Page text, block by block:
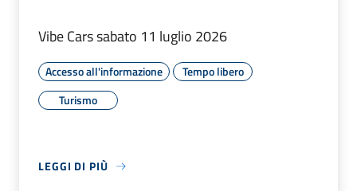
Vibe Cars sabato 11 luglio 2026
Accesso all'informazione
Tempo libero
Turismo
LEGGI DI PIÙ